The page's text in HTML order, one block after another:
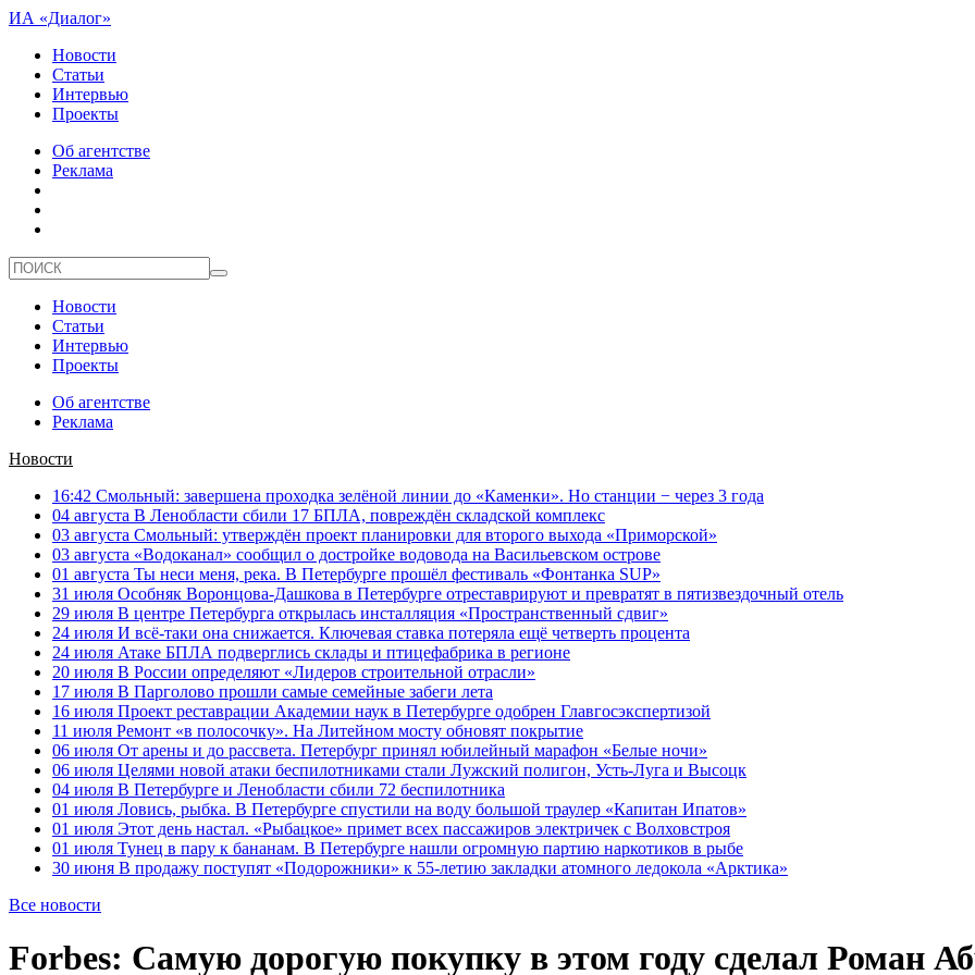
ИА «Диалог»
Новости
Статьи
Интервью
Проекты
Об агентстве
Реклама
Новости
Статьи
Интервью
Проекты
Об агентстве
Реклама
Новости
16:42 Смольный: завершена проходка зелёной линии до «Каменки». Но станции − через 3 года
04 августа В Ленобласти сбили 17 БПЛА, повреждён складской комплекс
03 августа Смольный: утверждён проект планировки для второго выхода «Приморской»
03 августа «Водоканал» сообщил о достройке водовода на Васильевском острове
01 августа Ты неси меня, река. В Петербурге прошёл фестиваль «Фонтанка SUP»
31 июля Особняк Воронцова-Дашкова в Петербурге отреставрируют и превратят в пятизвездочный отель
29 июля В центре Петербурга открылась инсталляция «Пространственный сдвиг»
24 июля И всё-таки она снижается. Ключевая ставка потеряла ещё четверть процента
24 июля Атаке БПЛА подверглись склады и птицефабрика в регионе
20 июля В России определяют «Лидеров строительной отрасли»
17 июля В Парголово прошли самые семейные забеги лета
16 июля Проект реставрации Академии наук в Петербурге одобрен Главгосэкспертизой
11 июля Ремонт «в полосочку». На Литейном мосту обновят покрытие
06 июля От арены и до рассвета. Петербург принял юбилейный марафон «Белые ночи»
06 июля Целями новой атаки беспилотниками стали Лужский полигон, Усть-Луга и Высоцк
04 июля В Петербурге и Ленобласти сбили 72 беспилотника
01 июля Ловись, рыбка. В Петербурге спустили на воду большой траулер «Капитан Ипатов»
01 июля Этот день настал. «Рыбацкое» примет всех пассажиров электричек с Волховстроя
01 июля Тунец в пару к бананам. В Петербурге нашли огромную партию наркотиков в рыбе
30 июня В продажу поступят «Подорожники» к 55-летию закладки атомного ледокола «Арктика»
Все новости
Forbes: Самую дорогую покупку в этом году сделал Роман